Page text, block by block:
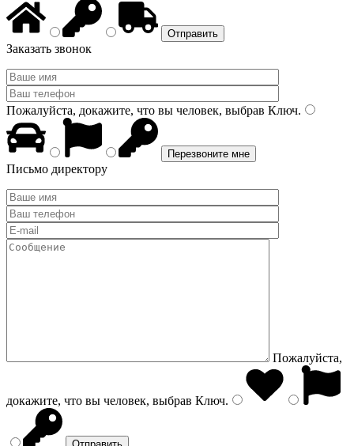
Заказать звонок
Пожалуйста, докажите, что вы человек, выбрав Ключ.
Письмо директору
Пожалуйста,
докажите, что вы человек, выбрав Ключ.